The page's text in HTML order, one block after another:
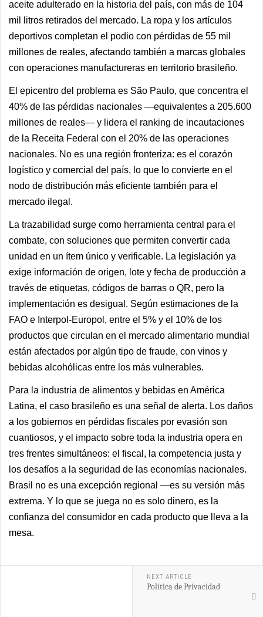
aceite adulterado en la historia del país, con más de 104
mil litros retirados del mercado. La ropa y los artículos
deportivos completan el podio con pérdidas de 55 mil
millones de reales, afectando también a marcas globales
con operaciones manufactureras en territorio brasileño.
El epicentro del problema es São Paulo, que concentra el
40% de las pérdidas nacionales —equivalentes a 205.600
millones de reales— y lidera el ranking de incautaciones
de la Receita Federal con el 20% de las operaciones
nacionales. No es una región fronteriza: es el corazón
logístico y comercial del país, lo que lo convierte en el
nodo de distribución más eficiente también para el
mercado ilegal.
La trazabilidad surge como herramienta central para el
combate, con soluciones que permiten convertir cada
unidad en un ítem único y verificable. La legislación ya
exige información de origen, lote y fecha de producción a
través de etiquetas, códigos de barras o QR, pero la
implementación es desigual. Según estimaciones de la
FAO e Interpol-Europol, entre el 5% y el 10% de los
productos que circulan en el mercado alimentario mundial
están afectados por algún tipo de fraude, con vinos y
bebidas alcohólicas entre los más vulnerables.
Para la industria de alimentos y bebidas en América
Latina, el caso brasileño es una señal de alerta. Los daños
a los gobiernos en pérdidas fiscales por evasión son
cuantiosos, y el impacto sobre toda la industria opera en
tres frentes simultáneos: el fiscal, la competencia justa y
los desafíos a la seguridad de las economías nacionales.
Brasil no es una excepción regional —es su versión más
extrema. Y lo que se juega no es solo dinero, es la
confianza del consumidor en cada producto que lleva a la
mesa.
NEXT ARTICLE
Política de Privacidad